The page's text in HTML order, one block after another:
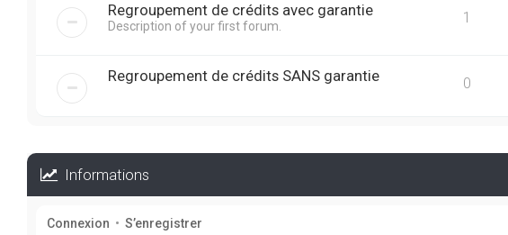
Regroupement de crédits avec garantie
Description of your first forum. 1
Regroupement de crédits SANS garantie 0
Informations
Connexion • S’enregistrer